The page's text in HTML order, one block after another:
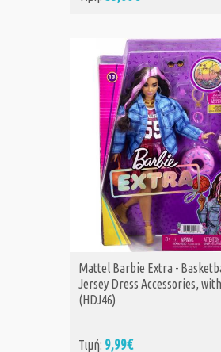
Mattel Barbie Extra -
Jersey Dress Accessories,
(HDJ46)
Τιμή: 9,99€